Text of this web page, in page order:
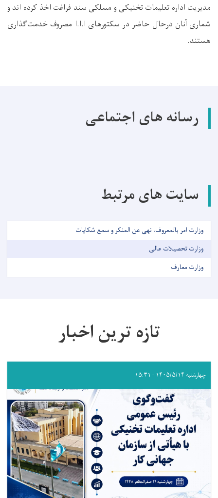
مدیریت اداره تعلیمات تخنیکی و مسلکی سند فراغت اخذ کرده اند و
شماری آنان درحال حاضر در سکتورهای ا.ا.ا مصروف خدمت‌گذاری
هستند.
رسانه های اجتماعی
سایت های مرتبط
وزارت امر بالمعروف، نهی عن المنکر و سمع شکایات
وزارت تحصیلات عالی
وزارت معارف
تازه ترین اخبار
چهارشنبه ۱۴۰۵/۵/۱۴ - ۱۵:۳۱